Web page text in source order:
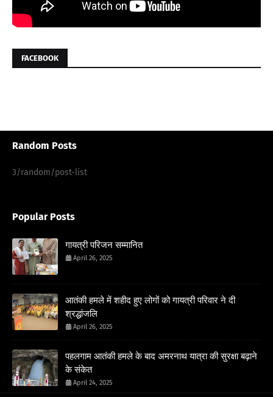
FACEBOOK
Random Posts
3/random/post-list
Popular Posts
गायत्री परिजन सम्मानित
April 26, 2025
आतंकी हमले में शहीद हुए लोगों को गायत्री परिवार ने दी
श्रद्धांजलि
April 26, 2025
पहलगाम आतंकी हमले के बाद अमरनाथ यात्रा की सुरक्षा बढ़ाने
के संकेत
April 24, 2025